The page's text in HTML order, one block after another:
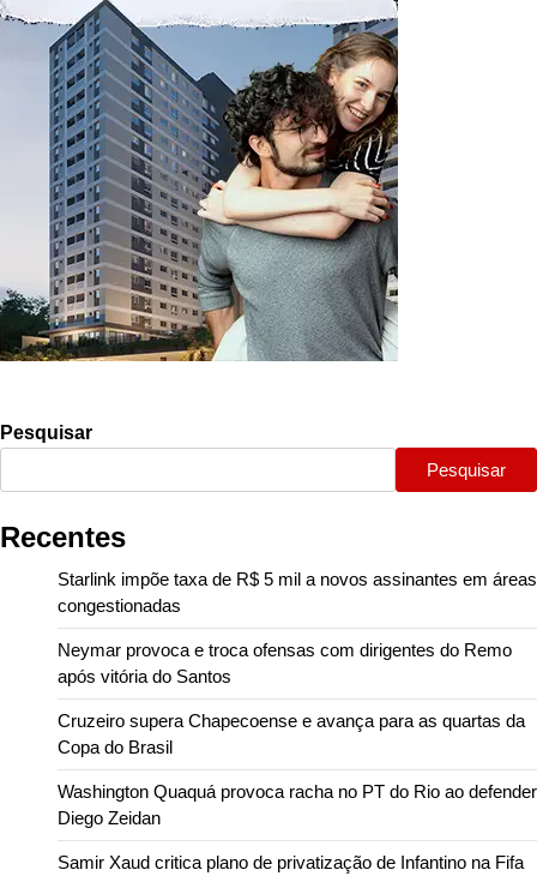
Pesquisar
Pesquisar
Recentes
Starlink impõe taxa de R$ 5 mil a novos assinantes em áreas
congestionadas
Neymar provoca e troca ofensas com dirigentes do Remo
após vitória do Santos
Cruzeiro supera Chapecoense e avança para as quartas da
Copa do Brasil
Washington Quaquá provoca racha no PT do Rio ao defender
Diego Zeidan
Samir Xaud critica plano de privatização de Infantino na Fifa